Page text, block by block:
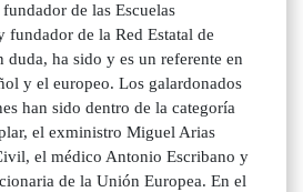
de las Escuelas
fundador de la Red Estatal de
duda, ha sido y es un referente en
y el europeo. Los galardonados
han sido dentro de la categoría
el exministro Miguel Arias
el médico Antonio Escribano y
de la Unión Europea. En el